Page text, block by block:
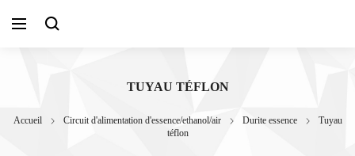
TUYAU TÉFLON
Accueil Circuit d'alimentation d'essence/ethanol/air Durite essence
Tuyau
téflon